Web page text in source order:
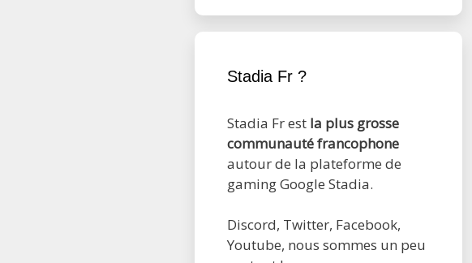
Stadia Fr ?
Stadia Fr est la plus grosse
communauté francophone
autour de la plateforme de
gaming Google Stadia.
Discord, Twitter, Facebook,
Youtube, nous sommes un peu